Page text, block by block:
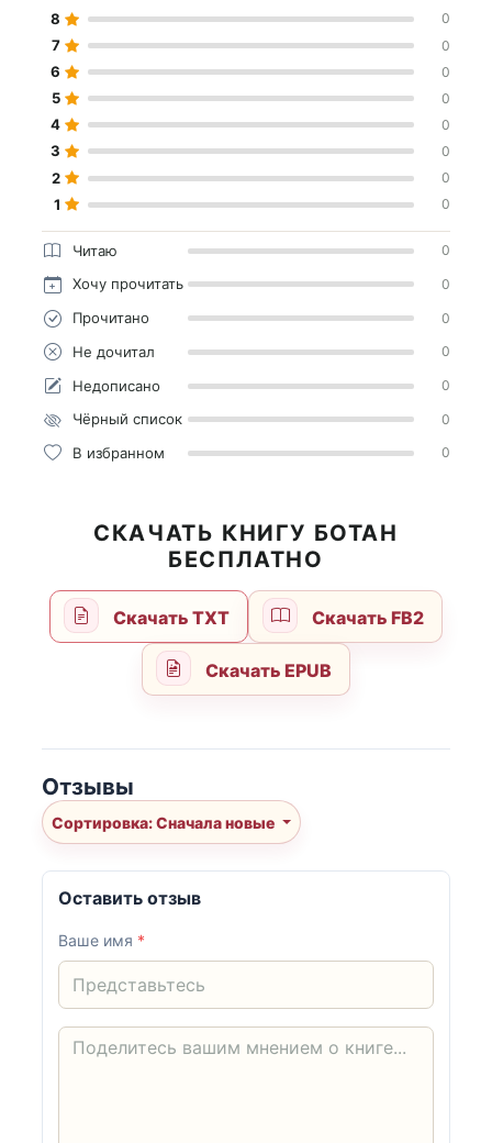
8 0
7 0
6 0
5 0
4 0
3 0
2 0
1 0
Читаю 0
Хочу прочитать 0
Прочитано 0
Не дочитал 0
Недописано 0
Чёрный список 0
В избранном 0
СКАЧАТЬ КНИГУ БОТАН
БЕСПЛАТНО
Скачать TXT Скачать FB2
Скачать EPUB
Отзывы
Сортировка: Сначала новые
Оставить отзыв
Ваше имя *